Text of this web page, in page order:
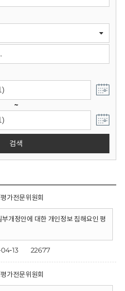
~
검색
가전문위원회
부개정안에 대한 개인정보 침해요인 평
13 22677
가전문위원회